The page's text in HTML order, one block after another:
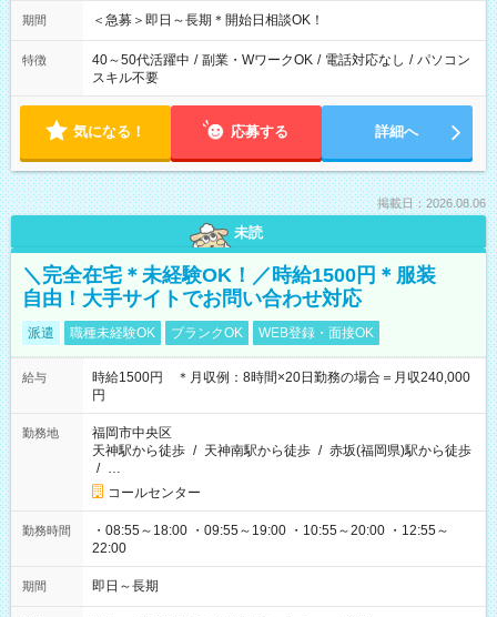
103,992円（時給1238円×7時間×12日） ■週5日5時間勤務
173,320円（時給1238円×7時間×20日）
期間 ＜急募＞即日～長期＊開始日相談OK！
特徴 40～50代活躍中 / 副業・WワークOK / 電話対応なし / パソコン
スキル不要
気になる！ 応募する 詳細へ
掲載日：2026.08.06
未読
＼完全在宅＊未経験OK！／時給1500円＊服装
自由！大手サイトでお問い合わせ対応
派遣 職種未経験OK ブランクOK WEB登録・面接OK
給与
時給1500円 ＊月収例：8時間×20日勤務の場合＝月収240,000
円
勤務地
福岡市中央区
天神駅から徒歩 / 天神南駅から徒歩 / 赤坂(福岡県)駅から徒歩
/ …
コールセンター
勤務時間
・08:55～18:00 ・09:55～19:00 ・10:55～20:00 ・12:55～
22:00
期間 即日～長期